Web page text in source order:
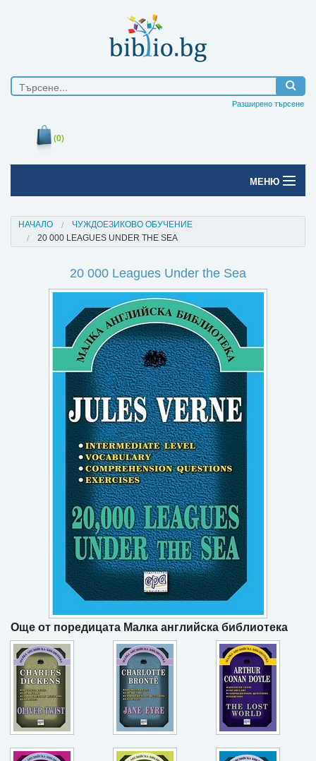
Разширено търсене
(0)
МЕНЮ
Печатни книги
Електронни книги
Подаръци
Регистрация
НАЧАЛО
ЧУЖДОЕЗИКОВО ОБУЧЕНИЕ
20 000 LEAGUES UNDER THE SEA
20 000 Leagues Under the Sea
Още от поредицата Малка английска библиотека